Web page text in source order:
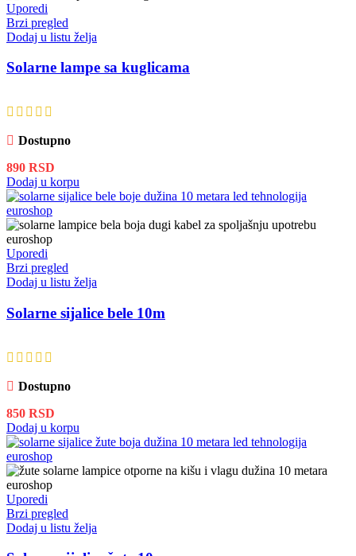
Uporedi
Brzi pregled
Dodaj u listu želja
Solarne lampe sa kuglicama
Dostupno
890 RSD
Dodaj u korpu
Uporedi
Brzi pregled
Dodaj u listu želja
Solarne sijalice bele 10m
Dostupno
850 RSD
Dodaj u korpu
Uporedi
Brzi pregled
Dodaj u listu želja